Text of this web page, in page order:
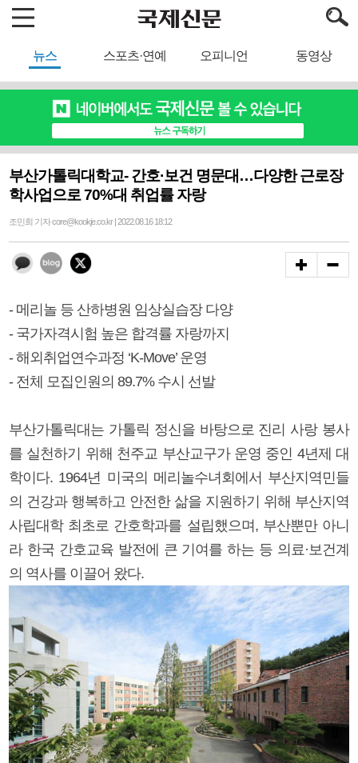
뉴스 스포츠·연예 오피니언 동영상
부산가톨릭대학교- 간호·보건 명문대…다양한 근로장
학사업으로 70%대 취업률 자랑
조민희 기자 core@kookje.co.kr | 2022.08.16 18:12
- 메리놀 등 산하병원 임상실습장 다양
- 국가자격시험 높은 합격률 자랑까지
- 해외취업연수과정 ‘K-Move’ 운영
- 전체 모집인원의 89.7% 수시 선발
부산가톨릭대는 가톨릭 정신을 바탕으로 진리 사랑 봉사
를 실천하기 위해 천주교 부산교구가 운영 중인 4년제 대
학이다. 1964년 미국의 메리놀수녀회에서 부산지역민들
의 건강과 행복하고 안전한 삶을 지원하기 위해 부산지역
사립대학 최초로 간호학과를 설립했으며, 부산뿐만 아니
라 한국 간호교육 발전에 큰 기여를 하는 등 의료·보건계
의 역사를 이끌어 왔다.